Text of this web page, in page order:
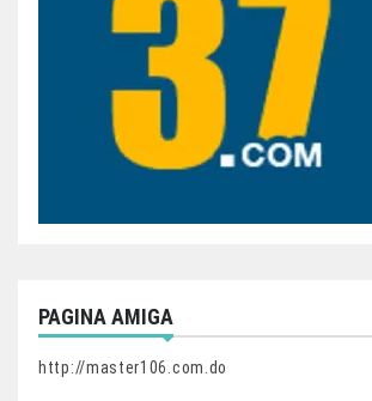
PAGINA AMIGA
http://master106.com.do